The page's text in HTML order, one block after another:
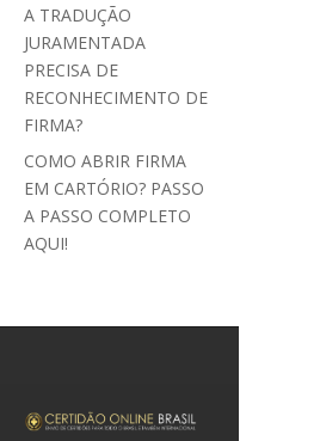
A TRADUÇÃO
JURAMENTADA
PRECISA DE
RECONHECIMENTO DE
FIRMA?
COMO ABRIR FIRMA
EM CARTÓRIO? PASSO
A PASSO COMPLETO
AQUI!